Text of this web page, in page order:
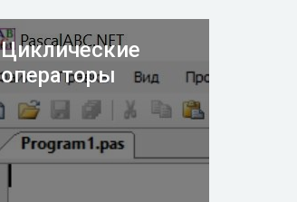
Циклические
операторы